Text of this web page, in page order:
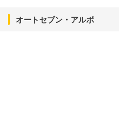
オートセブン・アルボ